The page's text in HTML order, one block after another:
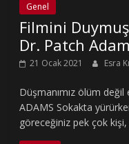
Genel
Filmini
Dr. Patch
21 Ocak 2021 Esra
Düşmanımız ölüm
ADAMS Sokakta
göreceğiniz pek çok